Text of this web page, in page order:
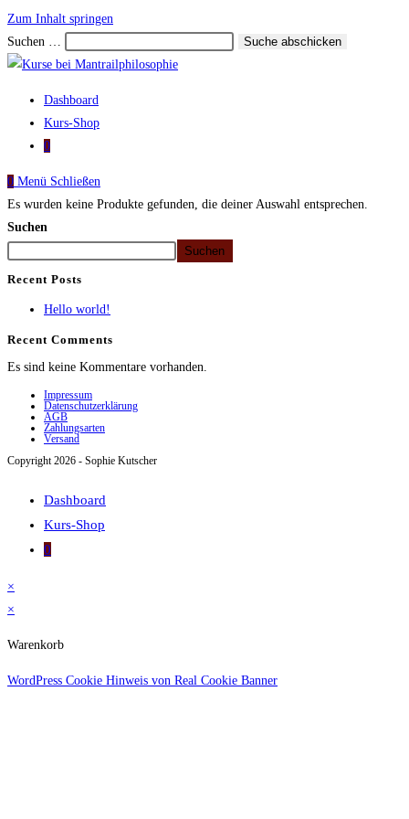
Zum Inhalt springen
Suchen …
Suche abschicken
Dashboard
Kurs-Shop
0
0 Menü Schließen
Es wurden keine Produkte gefunden, die deiner Auswahl entsprechen.
Suchen
Suchen
Recent Posts
Hello world!
Recent Comments
Es sind keine Kommentare vorhanden.
Impressum
Datenschutzerklärung
AGB
Zahlungsarten
Versand
Copyright 2026 - Sophie Kutscher
Dashboard
Kurs-Shop
0
×
×
Warenkorb
WordPress Cookie Hinweis von Real Cookie Banner